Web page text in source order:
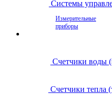
Системы
Измерительные
приборы
Счетчики воды
Счетчики тепла